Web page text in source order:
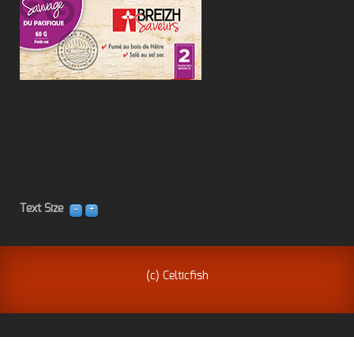
Text Size
(c) Celticfish